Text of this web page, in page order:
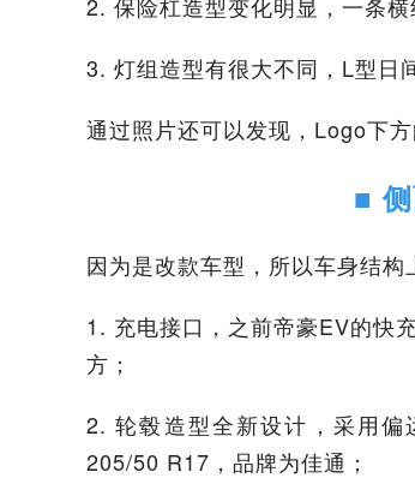
3. 灯组造型有很大不同，L型日
通过照片还可以发现，Logo下
■
因为是改款车型，所以车身结构
1. 充电接口，之前帝豪EV的快
方；
2. 轮毂造型全新设计，采用
205/50 R17，品牌为佳通；